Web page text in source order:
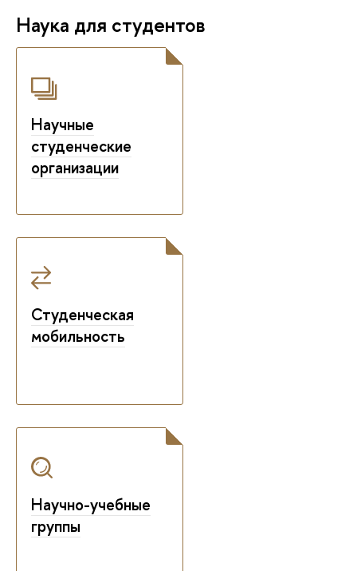
Наука для студентов
Научные
студенческие
организации
Студенческая
мобильность
Научно-учебные
группы